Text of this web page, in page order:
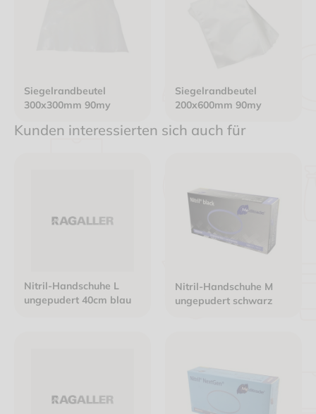
Siegelrandbeutel
300x300mm 90my
Siegelrandbeutel
200x600mm 90my
Kunden interessierten sich auch für
Nitril-Handschuhe L
ungepudert 40cm blau
Nitril-Handschuhe M
ungepudert schwarz